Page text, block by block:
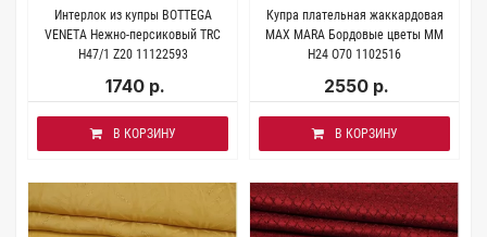
Интерлок из купры BOTTEGA
VENETA Нежно-персиковый TRC
H47/1 Z20 11122593
1740 р.
В КОРЗИНУ
Купра плательная жаккардовая
MAX MARA Бордовые цветы MM
H24 O70 1102516
2550 р.
В КОРЗИНУ